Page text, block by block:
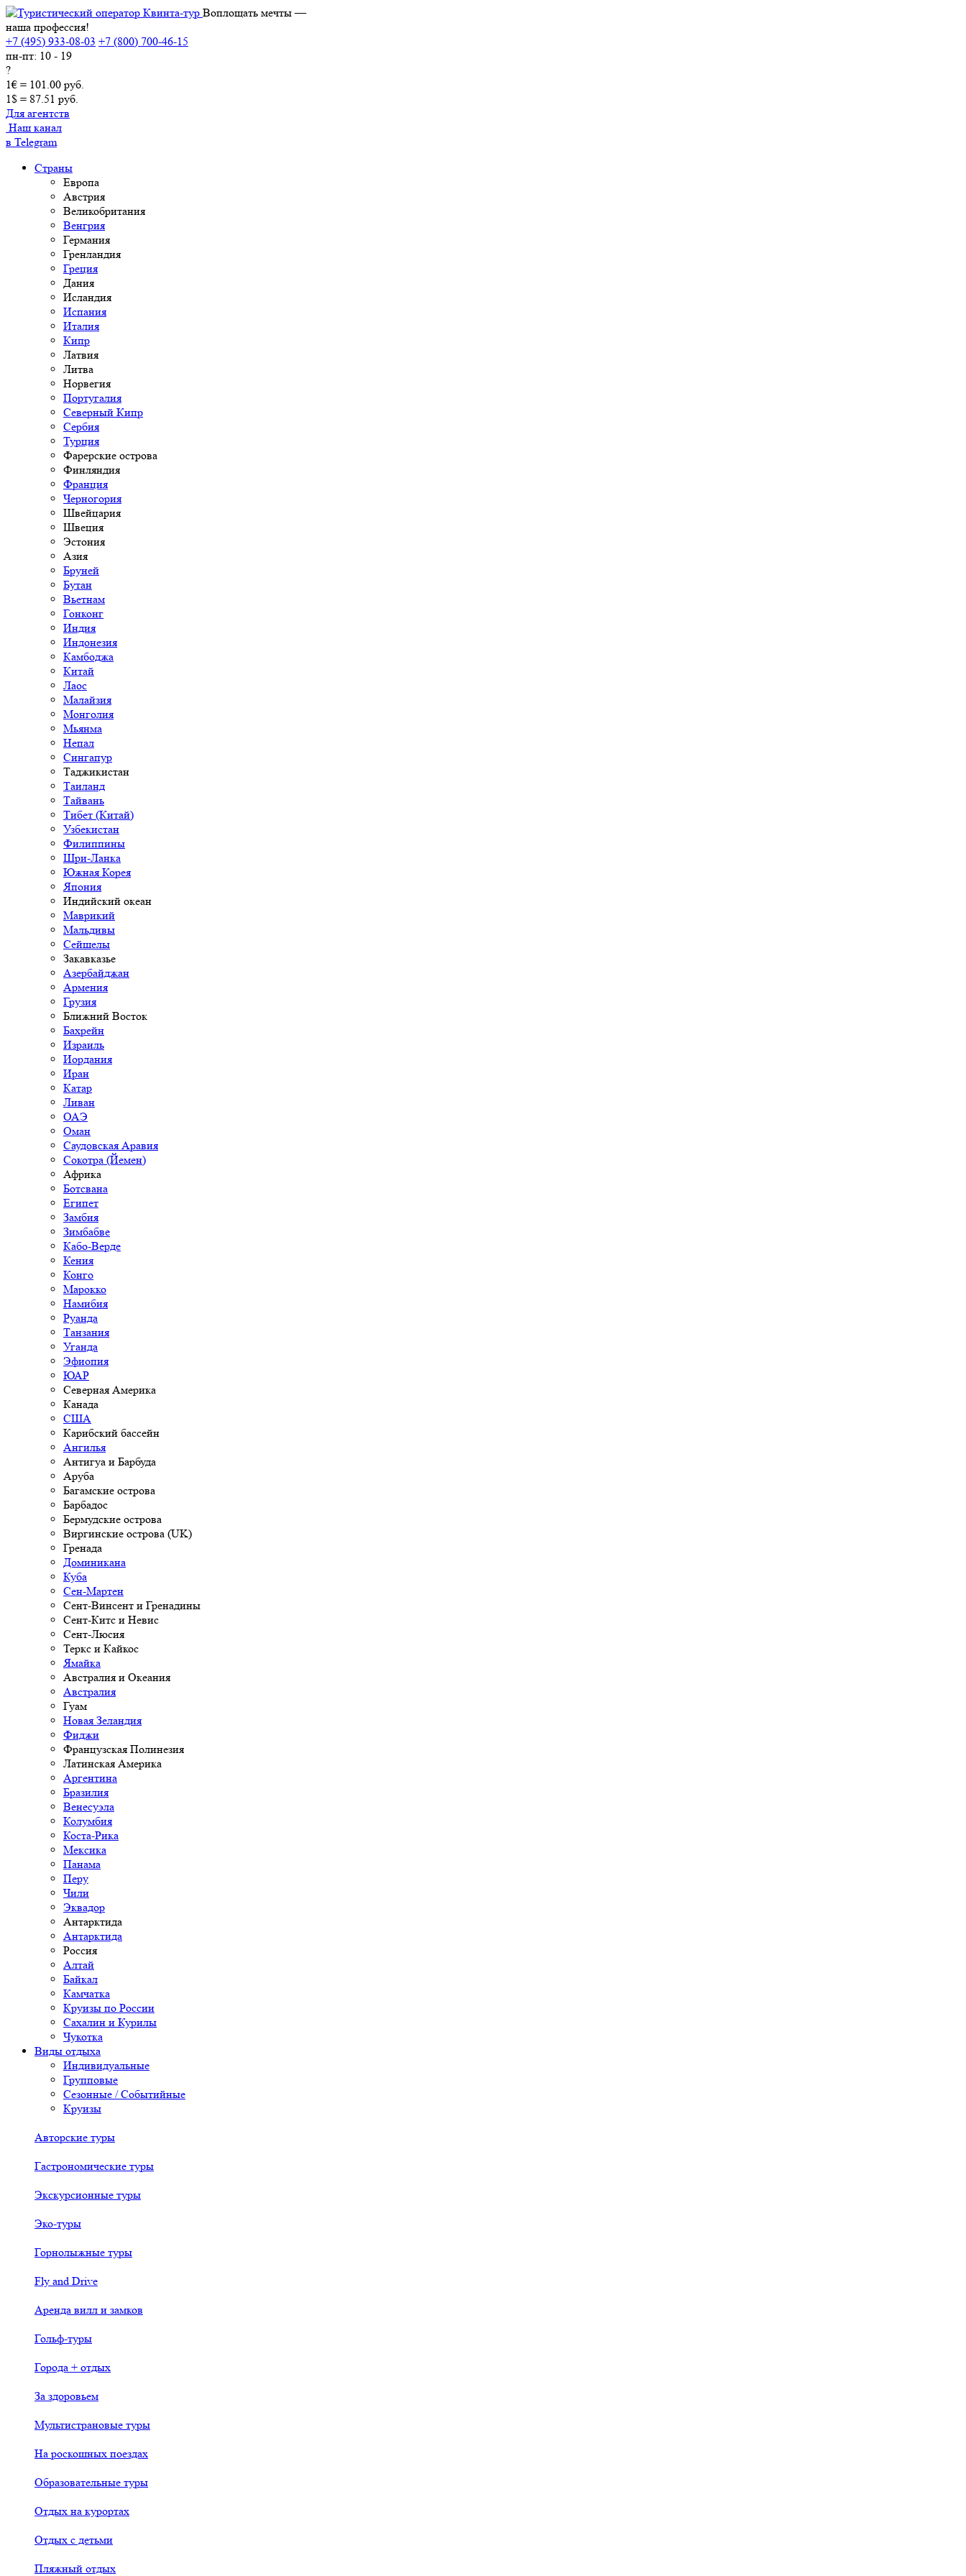
Воплощать мечты —
наша профессия!
+7 (495) 933-08-03 +7 (800) 700-46-15
пн-пт: 10 - 19
?
1€ = 101.00 руб.
1$ = 87.51 руб.
Для агентств
Наш канал
в Telegram
Страны
Европа
Австрия
Великобритания
Венгрия
Германия
Гренландия
Греция
Дания
Исландия
Испания
Италия
Кипр
Латвия
Литва
Норвегия
Португалия
Северный Кипр
Сербия
Турция
Фарерские острова
Финляндия
Франция
Черногория
Швейцария
Швеция
Эстония
Азия
Бруней
Бутан
Вьетнам
Гонконг
Индия
Индонезия
Камбоджа
Китай
Лаос
Малайзия
Монголия
Мьянма
Непал
Сингапур
Таджикистан
Таиланд
Тайвань
Тибет (Китай)
Узбекистан
Филиппины
Шри-Ланка
Южная Корея
Япония
Индийский океан
Маврикий
Мальдивы
Сейшелы
Закавказье
Азербайджан
Армения
Грузия
Ближний Восток
Бахрейн
Израиль
Иордания
Иран
Катар
Ливан
ОАЭ
Оман
Саудовская Аравия
Сокотра (Йемен)
Африка
Ботсвана
Египет
Замбия
Зимбабве
Кабо-Верде
Кения
Конго
Марокко
Намибия
Руанда
Танзания
Уганда
Эфиопия
ЮАР
Северная Америка
Канада
США
Карибский бассейн
Ангилья
Антигуа и Барбуда
Аруба
Багамские острова
Барбадос
Бермудские острова
Виргинские острова (UK)
Гренада
Доминикана
Куба
Сен-Мартен
Сент-Винсент и Гренадины
Сент-Китс и Невис
Сент-Люсия
Теркс и Кайкос
Ямайка
Австралия и Океания
Австралия
Гуам
Новая Зеландия
Фиджи
Французская Полинезия
Латинская Америка
Аргентина
Бразилия
Венесуэла
Колумбия
Коста-Рика
Мексика
Панама
Перу
Чили
Эквадор
Антарктида
Антарктида
Россия
Алтай
Байкал
Камчатка
Круизы по России
Сахалин и Курилы
Чукотка
Виды отдыха
Индивидуальные
Групповые
Сезонные / Событийные
Круизы
Авторские туры
Гастрономические туры
Экскурсионные туры
Эко-туры
Горнолыжные туры
Fly and Drive
Аренда вилл и замков
Гольф-туры
Города + отдых
За здоровьем
Мультистрановые туры
На роскошных поездах
Образовательные туры
Отдых на курортах
Отдых с детьми
Пляжный отдых